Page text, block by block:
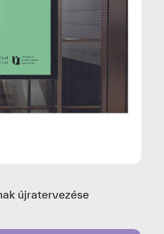
újratervezése